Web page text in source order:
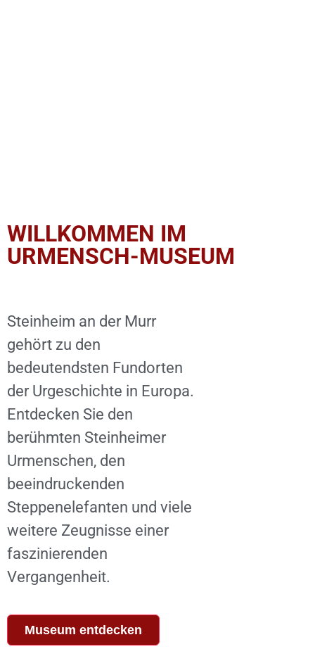
WILLKOMMEN IM
URMENSCH-MUSEUM
Steinheim an der Murr
gehört zu den
bedeutendsten Fundorten
der Urgeschichte in Europa.
Entdecken Sie den
berühmten Steinheimer
Urmenschen, den
beeindruckenden
Steppenelefanten und viele
weitere Zeugnisse einer
faszinierenden
Vergangenheit.
Museum entdecken